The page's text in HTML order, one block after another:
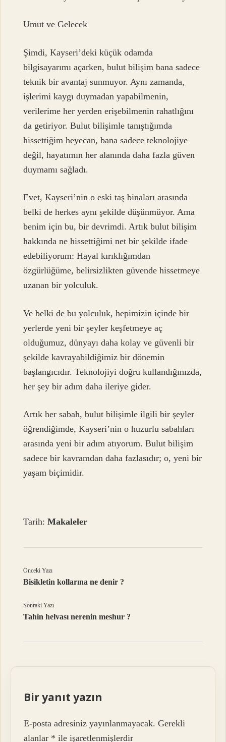
Umut ve Gelecek
Şimdi, Kayseri’deki küçük odamda
bilgisayarımı açarken, bulut bilişim bana sadece
teknik bir avantaj sunmuyor. Aynı zamanda,
işlerimi kaygı duymadan yapabilmenin,
verilerime her yerden erişebilmenin rahatlığını
da getiriyor. Bulut bilişimle tanıştığımda
hissettiğim heyecan, bana sadece teknolojiye
değil, hayatımın her alanında daha fazla güven
duymamı sağladı.
Evet, Kayseri’nin o eski taş binaları arasında
belki de herkes aynı şekilde düşünmüyor. Ama
benim için bu, bir devrimdi. Artık bulut bilişim
hakkında ne hissettiğimi net bir şekilde ifade
edebiliyorum: Hayal kırıklığımdan
özgürlüğüme, belirsizlikten güvende hissetmeye
uzanan bir yolculuk.
Ve belki de bu yolculuk, hepimizin içinde bir
yerlerde yeni bir şeyler keşfetmeye aç
olduğumuz, dünyayı daha kolay ve güvenli bir
şekilde kavrayabildiğimiz bir dönemin
başlangıcıdır. Teknolojiyi doğru kullandığınızda,
her şey bir adım daha ileriye gider.
Artık her sabah, bulut bilişimle ilgili bir şeyler
öğrendiğimde, Kayseri’nin o huzurlu sabahları
arasında yeni bir adım atıyorum. Bulut bilişim
sadece bir kavramdan daha fazlasıdır; o, yeni bir
yaşam biçimidir.
Tarih:Makaleler
Önceki Yazı
Bisikletin kollarına ne denir ?
Sonraki Yazı
Tahin helvası nerenin meshur ?
Bir yanıt yazın
E-posta adresiniz yayınlanmayacak. Gerekli
alanlar * ile işaretlenmişlerdir